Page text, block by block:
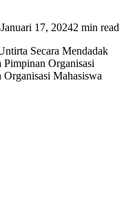
Januari 17, 20242 min read
Secara Mendadak
Organisasi
Mahasiswa